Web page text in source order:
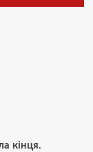
кінця.